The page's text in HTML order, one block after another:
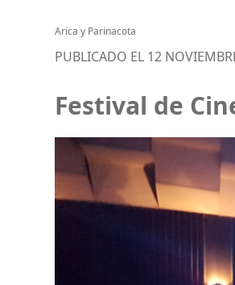
Arica y Parinacota
PUBLICADO EL 12
Festival de